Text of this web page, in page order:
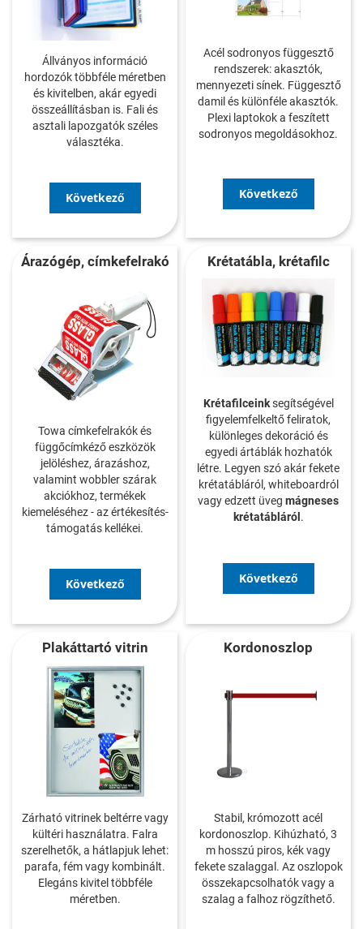
Állványos információ
hordozók többféle méretben
és kivitelben, akár egyedi
összeállításban is. Fali és
asztali lapozgatók széles
választéka.
Következő
Acél sodronyos függesztő
rendszerek: akasztók,
mennyezeti sínek. Függesztő
damil és különféle akasztók.
Plexi laptokok a feszített
sodronyos megoldásokhoz.
Következő
Árazógép, címkefelrakó
Towa címkefelrakók és
függőcímkéző eszközök
jelöléshez, árazáshoz,
valamint wobbler szárak
akciókhoz, termékek
kiemeléséhez - az értékesítés-
támogatás kellékei.
Következő
Krétatábla, krétafilc
Krétafilceinksegítségével
figyelemfelkeltő feliratok,
különleges dekoráció és
egyedi ártáblák hozhatók
létre. Legyen szó akár fekete
krétatábláról, whiteboardról
vagy edzett üveg mágneses
krétatábláról .
Következő
Plakáttartó vitrin
Zárható vitrinek beltérre vagy
kültéri használatra. Falra
szerelhetők, a hátlapjuk lehet:
parafa, fém vagy kombinált.
Elegáns kivitel többféle
méretben.
Kordonoszlop
Stabil, krómozott acél
kordonoszlop. Kihúzható, 3
m hosszú piros, kék vagy
fekete szalaggal. Az oszlopok
összekapcsolhatók vagy a
szalag a falhoz rögzíthető.